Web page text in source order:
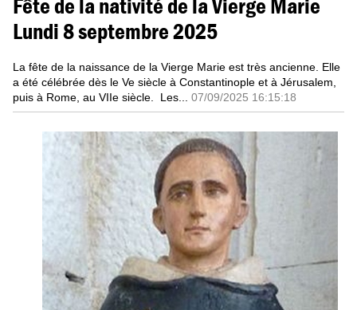
Fête de la nativité de la Vierge Marie
Lundi 8 septembre 2025
La fête de la naissance de la Vierge Marie est très ancienne. Elle
a été célébrée dès le Ve siècle à Constantinople et à Jérusalem,
puis à Rome, au VIIe siècle. Les...
07/09/2025 16:15:18